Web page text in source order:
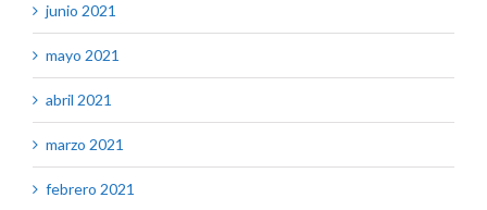
junio 2021
mayo 2021
abril 2021
marzo 2021
febrero 2021